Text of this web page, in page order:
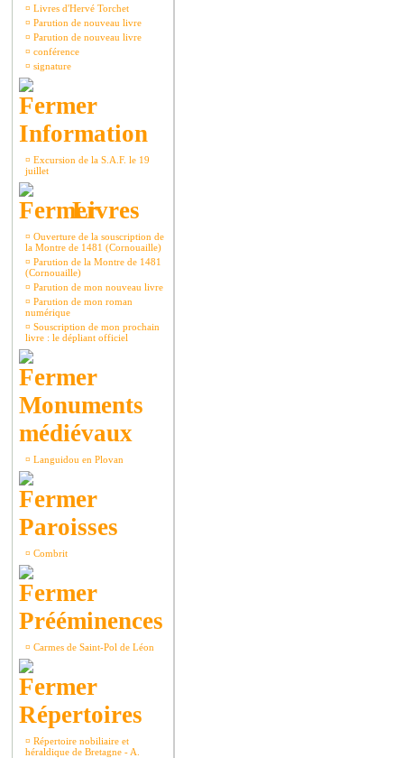
¤ Livres d'Hervé Torchet
¤ Parution de nouveau livre
¤ Parution de nouveau livre
¤ conférence
¤ signature
Information
¤ Excursion de la S.A.F. le 19
juillet
Livres
¤ Ouverture de la souscription de
la Montre de 1481 (Cornouaille)
¤ Parution de la Montre de 1481
(Cornouaille)
¤ Parution de mon nouveau livre
¤ Parution de mon roman
numérique
¤ Souscription de mon prochain
livre : le dépliant officiel
Monuments
médiévaux
¤ Languidou en Plovan
Paroisses
¤ Combrit
Prééminences
¤ Carmes de Saint-Pol de Léon
Répertoires
¤ Répertoire nobiliaire et
héraldique de Bretagne - A.